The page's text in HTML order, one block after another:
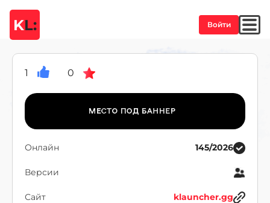
KL: Войти
1 0
Онлайн 145/2026
Версии
Сайт klauncher.gg